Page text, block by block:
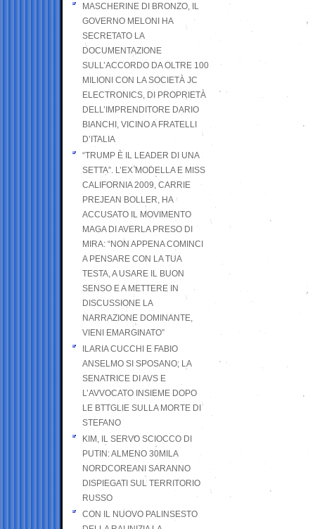
MASCHERINE DI BRONZO, IL
GOVERNO MELONI HA
SECRETATO LA
DOCUMENTAZIONE
SULL’ACCORDO DA OLTRE 100
MILIONI CON LA SOCIETÀ JC
ELECTRONICS, DI PROPRIETÀ
DELL’IMPRENDITORE DARIO
BIANCHI, VICINO A FRATELLI
D’ITALIA
“TRUMP È IL LEADER DI UNA
SETTA”. L’EX MODELLA E MISS
CALIFORNIA 2009, CARRIE
PREJEAN BOLLER, HA
ACCUSATO IL MOVIMENTO
MAGA DI AVERLA PRESO DI
MIRA: “NON APPENA COMINCI
A PENSARE CON LA TUA
TESTA, A USARE IL BUON
SENSO E A METTERE IN
DISCUSSIONE LA
NARRAZIONE DOMINANTE,
VIENI EMARGINATO”
ILARIA CUCCHI E FABIO
ANSELMO SI SPOSANO; LA
SENATRICE DI AVS E
L’AVVOCATO INSIEME DOPO
LE BTTGLIE SULLA MORTE DI
STEFANO
KIM, IL SERVO SCIOCCO DI
PUTIN: ALMENO 30MILA
NORDCOREANI SARANNO
DISPIEGATI SUL TERRITORIO
RUSSO
CON IL NUOVO PALINSESTO